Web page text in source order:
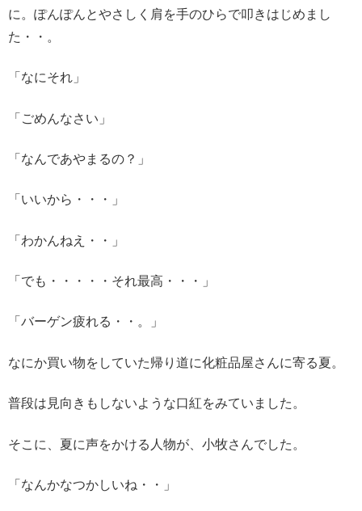
に。ぽんぽんとやさしく肩を手のひらで叩きはじめまし
た・・。
「なにそれ」
「ごめんなさい」
「なんであやまるの？」
「いいから・・・」
「わかんねえ・・」
「でも・・・・・それ最高・・・」
「バーゲン疲れる・・。」
なにか買い物をしていた帰り道に化粧品屋さんに寄る夏。
普段は見向きもしないような口紅をみていました。
そこに、夏に声をかける人物が、小牧さんでした。
「なんかなつかしいね・・」